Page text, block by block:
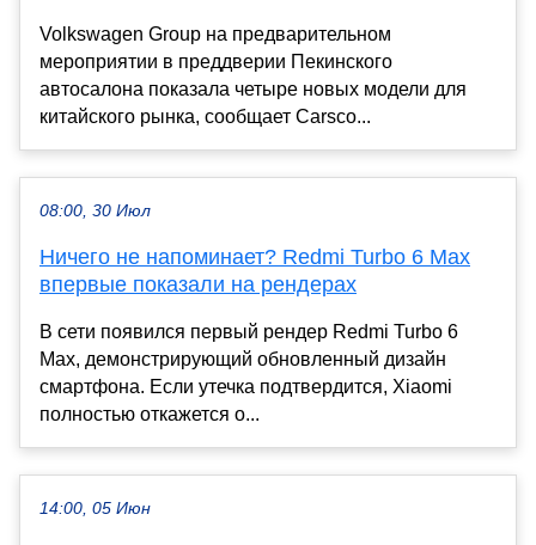
Volkswagen Group на предварительном
мероприятии в преддверии Пекинского
автосалона показала четыре новых модели для
китайского рынка, сообщает Carsco...
08:00, 30 Июл
Ничего не напоминает? Redmi Turbo 6 Max
впервые показали на рендерах
В сети появился первый рендер Redmi Turbo 6
Max, демонстрирующий обновленный дизайн
смартфона. Если утечка подтвердится, Xiaomi
полностью откажется о...
14:00, 05 Июн